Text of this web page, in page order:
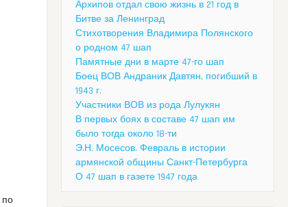
по
Архипов отдал свою жизнь в 21 год в
Битве за Ленинград
Стихотворения Владимира Полянского
о родном 47 шап
Памятные дни в марте 47-го шап
Боец ВОВ Андраник Давтян, погибший в
1943 г.
Участники ВОВ из рода Лулукян
В первых боях в составе 47 шап им
было тогда около 18-ти
Э.Н. Мосесов. Февраль в истории
армянской общины Санкт-Петербурга
О 47 шап в газете 1947 года